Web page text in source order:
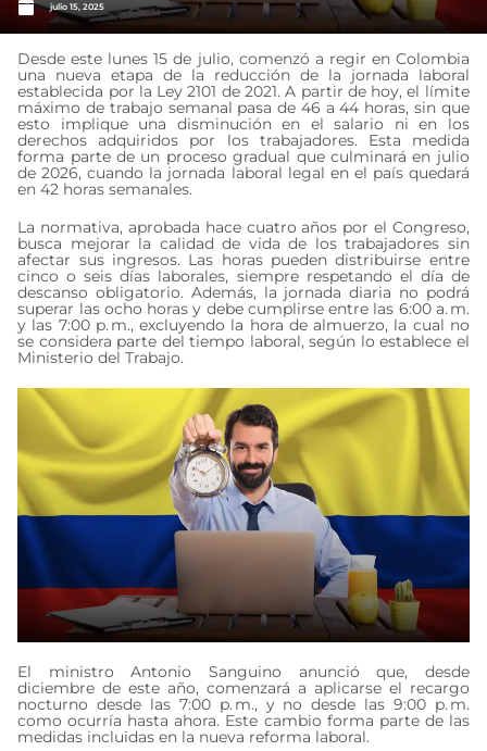
julio 15, 2025
Desde este lunes 15 de julio, comenzó a regir en Colombia
una nueva etapa de la reducción de la jornada laboral
establecida por la Ley 2101 de 2021. A partir de hoy, el límite
máximo de trabajo semanal pasa de 46 a 44 horas, sin que
esto implique una disminución en el salario ni en los
derechos adquiridos por los trabajadores. Esta medida
forma parte de un proceso gradual que culminará en julio
de 2026, cuando la jornada laboral legal en el país quedará
en 42 horas semanales.
La normativa, aprobada hace cuatro años por el Congreso,
busca mejorar la calidad de vida de los trabajadores sin
afectar sus ingresos. Las horas pueden distribuirse entre
cinco o seis días laborales, siempre respetando el día de
descanso obligatorio. Además, la jornada diaria no podrá
superar las ocho horas y debe cumplirse entre las 6:00 a. m.
y las 7:00 p. m., excluyendo la hora de almuerzo, la cual no
se considera parte del tiempo laboral, según lo establece el
Ministerio del Trabajo.
El ministro Antonio Sanguino anunció que, desde
diciembre de este año, comenzará a aplicarse el recargo
nocturno desde las 7:00 p. m., y no desde las 9:00 p. m.
como ocurría hasta ahora. Este cambio forma parte de las
medidas incluidas en la nueva reforma laboral.